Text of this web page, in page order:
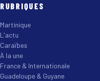
RUBRIQUES
Martinique
L'actu
Caraïbes
À la une
France & Internationale
Guadeloupe & Guyane